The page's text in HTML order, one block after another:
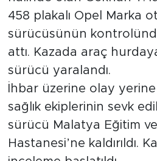
458 plakalı Opel Marka
sürücüsünün
attı. Kazada araç
sürücü yaralandı.
İhbar üzerine olay
sağlık ekiplerinin sevk
sürücü Malatya Eğitim
Hastanesi’ne kaldırıldı.
Doğanyol
Arapgir
Arguvan
Battalgazi